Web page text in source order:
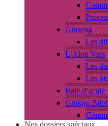
Ginseng
Les
L’Aloe Vera
Les
Les
Baie d’acaie
Ginkgo
Nos dossiers spéciaux